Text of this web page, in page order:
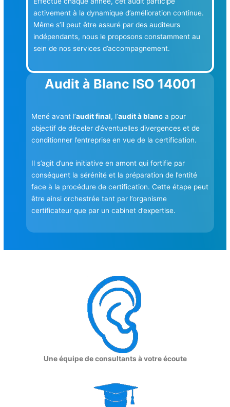
activement à la dynamique d’amélioration continue.
Même s’il peut être assuré par des auditeurs
indépendants, nous le proposons constamment au
sein de nos services d’accompagnement.
Audit à Blanc ISO 14001
Mené avant l’audit final, l’audit à blanc a pour
objectif de déceler d’éventuelles divergences et de
conditionner l’entreprise en vue de la certification.
Il s’agit d’une initiative en amont qui fortifie par
conséquent la sérénité et la préparation de l’entité
face à la procédure de certification. Cette étape peut
être ainsi orchestrée tant par l’organisme
certificateur que par un cabinet d’expertise.
Une équipe de consultants à votre écoute